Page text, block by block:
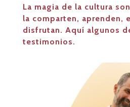
La magia de la cultura
la comparten, aprenden,
disfrutan. Aquí algunos
testimonios.